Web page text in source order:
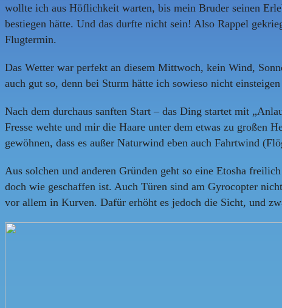
wollte ich aus Höflichkeit warten, bis mein Bruder seinen
bestiegen hätte. Und das durfte nicht sein! Also Rappel
Flugtermin.
Das Wetter war perfekt an diesem Mittwoch, kein Wind,
auch gut so, denn bei Sturm hätte ich sowieso nicht
Nach dem durchaus sanften Start – das Ding startet mit
Fresse wehte und mir die Haare unter dem etwas zu großen
gewöhnen, dass es außer Naturwind eben auch Fahrtwind
Aus solchen und anderen Gründen geht so eine Etosha
doch wie geschaffen ist. Auch Türen sind am Gyrocopter
vor allem in Kurven. Dafür erhöht es jedoch die Sicht, und